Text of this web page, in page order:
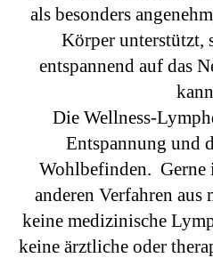
als besonders
Körper unterstützt,
entspannend auf das
Die Wellness-
Entspannung und
Wohlbefinden.
anderen Verfahren aus
keine medizinische
keine ärztliche oder